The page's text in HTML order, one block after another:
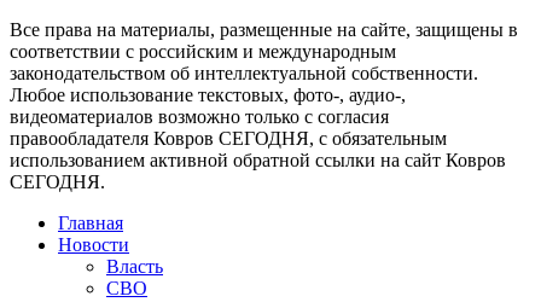
Все права на материалы, размещенные на сайте, защищены в
соответствии с российским и международным
законодательством об интеллектуальной собственности.
Любое использование текстовых, фото-, аудио-,
видеоматериалов возможно только с согласия
правообладателя Ковров СЕГОДНЯ, с обязательным
использованием активной обратной ссылки на сайт Ковров
СЕГОДНЯ.
Главная
Новости
Власть
СВО